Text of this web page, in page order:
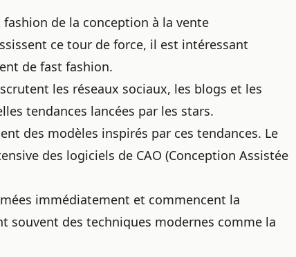
fashion de la conception à la vente
ce tour de force, il est intéressant
de fast fashion.
les réseaux sociaux, les blogs et les
tendances lancées par les stars.
des modèles inspirés par ces tendances. Le
des logiciels de CAO (Conception Assistée
immédiatement et commencent la
souvent des techniques modernes comme la